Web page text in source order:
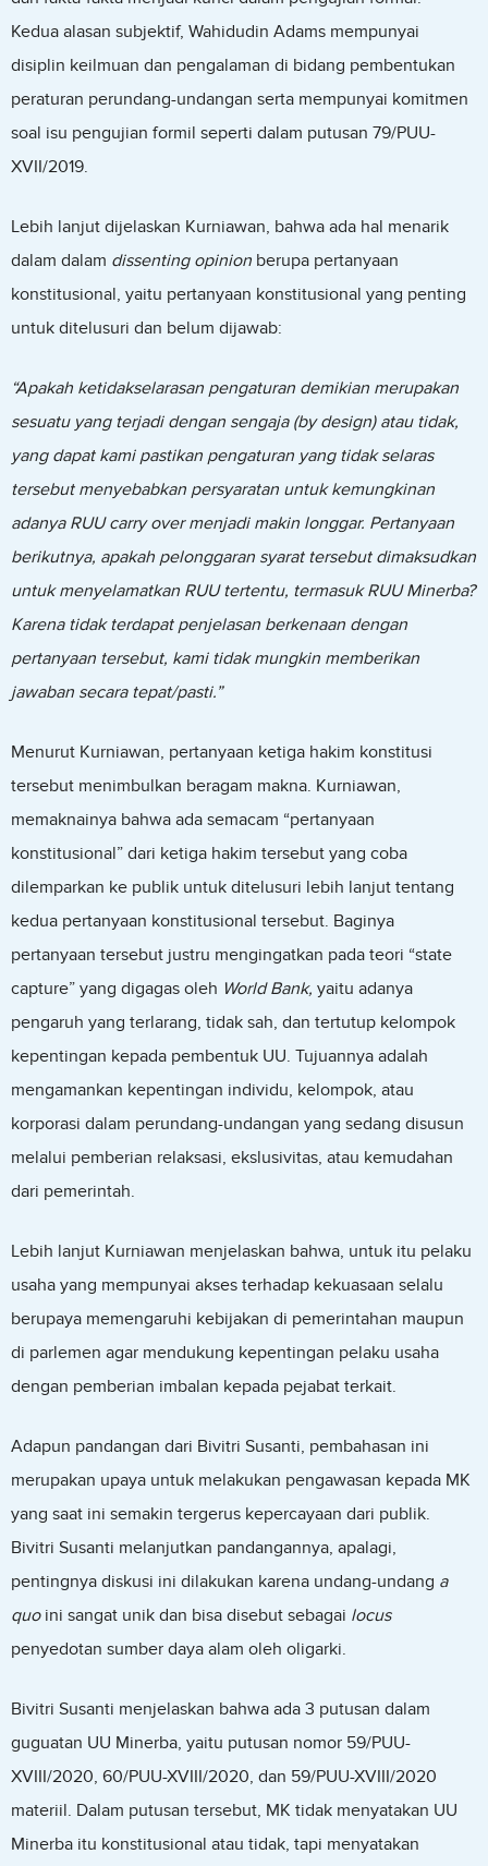
Kedua alasan subjektif, Wahidudin Adams mempunyai
disiplin keilmuan dan pengalaman di bidang pembentukan
peraturan perundang-undangan serta mempunyai komitmen
soal isu pengujian formil seperti dalam putusan 79/PUU-
XVII/2019.
Lebih lanjut dijelaskan Kurniawan, bahwa ada hal menarik
dalam dalam dissenting opinion berupa pertanyaan
konstitusional, yaitu pertanyaan konstitusional yang penting
untuk ditelusuri dan belum dijawab:
“Apakah ketidakselarasan pengaturan demikian merupakan
sesuatu yang terjadi dengan sengaja (by design) atau tidak,
yang dapat kami pastikan pengaturan yang tidak selaras
tersebut menyebabkan persyaratan untuk kemungkinan
adanya RUU carry over menjadi makin longgar. Pertanyaan
berikutnya, apakah pelonggaran syarat tersebut dimaksudkan
untuk menyelamatkan RUU tertentu, termasuk RUU Minerba?
Karena tidak terdapat penjelasan berkenaan dengan
pertanyaan tersebut, kami tidak mungkin memberikan
jawaban secara tepat/pasti.”
Menurut Kurniawan, pertanyaan ketiga hakim konstitusi
tersebut menimbulkan beragam makna. Kurniawan,
memaknainya bahwa ada semacam “pertanyaan
konstitusional” dari ketiga hakim tersebut yang coba
dilemparkan ke publik untuk ditelusuri lebih lanjut tentang
kedua pertanyaan konstitusional tersebut. Baginya
pertanyaan tersebut justru mengingatkan pada teori “state
capture” yang digagas oleh World Bank, yaitu adanya
pengaruh yang terlarang, tidak sah, dan tertutup kelompok
kepentingan kepada pembentuk UU. Tujuannya adalah
mengamankan kepentingan individu, kelompok, atau
korporasi dalam perundang-undangan yang sedang disusun
melalui pemberian relaksasi, ekslusivitas, atau kemudahan
dari pemerintah.
Lebih lanjut Kurniawan menjelaskan bahwa, untuk itu pelaku
usaha yang mempunyai akses terhadap kekuasaan selalu
berupaya memengaruhi kebijakan di pemerintahan maupun
di parlemen agar mendukung kepentingan pelaku usaha
dengan pemberian imbalan kepada pejabat terkait.
Adapun pandangan dari Bivitri Susanti, pembahasan ini
merupakan upaya untuk melakukan pengawasan kepada MK
yang saat ini semakin tergerus kepercayaan dari publik.
Bivitri Susanti melanjutkan pandangannya, apalagi,
pentingnya diskusi ini dilakukan karena undang-undang a
quoini sangat unik dan bisa disebut sebagai locus
penyedotan sumber daya alam oleh oligarki.
Bivitri Susanti menjelaskan bahwa ada 3 putusan dalam
guguatan UU Minerba, yaitu putusan nomor 59/PUU-
XVIII/2020, 60/PUU-XVIII/2020, dan 59/PUU-XVIII/2020
materiil. Dalam putusan tersebut, MK tidak menyatakan UU
Minerba itu konstitusional atau tidak, tapi menyatakan